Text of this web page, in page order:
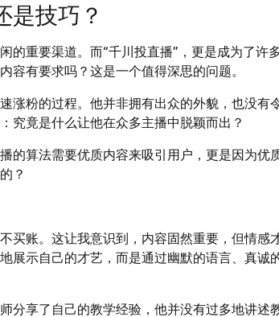
是技巧？
的重要渠道。而“千川投直播”，更是成为了许
有要求吗？这是一个值得深思的问题。
涨粉的过程。他并非拥有出众的外貌，也没有
究竟是什么让他在众多主播中脱颖而出？
的算法需要优质内容来吸引用户，更是因为优
？
买账。这让我意识到，内容固然重要，但情感
展示自己的才艺，而是通过幽默的语言、真诚
分享了自己的教学经验，他并没有过多地讲述